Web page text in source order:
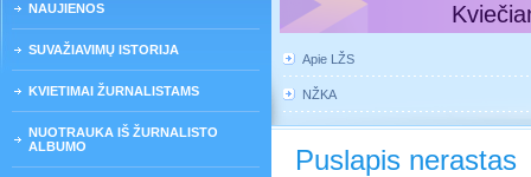
NAUJIENOS
SUVAŽIAVIMŲ ISTORIJA
KVIETIMAI ŽURNALISTAMS
NUOTRAUKA IŠ ŽURNALISTO
ALBUMO
Apie LŽS
NŽKA
Puslapis nerastas